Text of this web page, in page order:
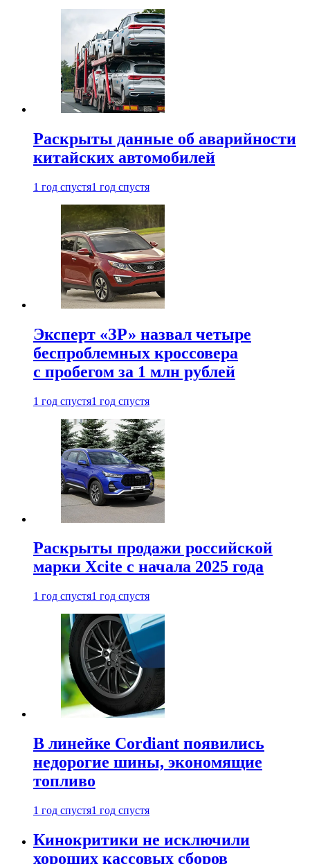
Раскрыты данные об аварийности
китайских автомобилей
1 год спустя1 год спустя
Эксперт «ЗР» назвал четыре
беспроблемных кроссовера
с пробегом за 1 млн рублей
1 год спустя1 год спустя
Раскрыты продажи российской
марки Xcite с начала 2025 года
1 год спустя1 год спустя
В линейке Cordiant появились
недорогие шины, экономящие
топливо
1 год спустя1 год спустя
Кинокритики не исключили
хороших кассовых сборов